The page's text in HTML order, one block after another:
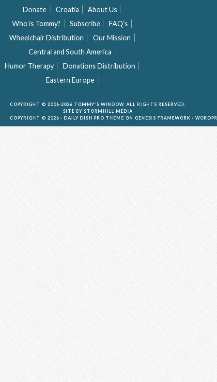
Donate
Croatia
About Us
Who is Tommy?
Subscribe
FAQ’s
Wheelchair Distribution
Our Mission
Central and South America
Humor Therapy
Donations Distribution
Eastern Europe
COPYRIGHT © 2006-2026 TOMMY'S WINDOW. ALL RIGHTS RESERVED.
SITE BY STORMHILL MEDIA
COPYRIGHT © 2026 · DAILY DISH PRO THEME ON GENESIS FRAMEWORK ·